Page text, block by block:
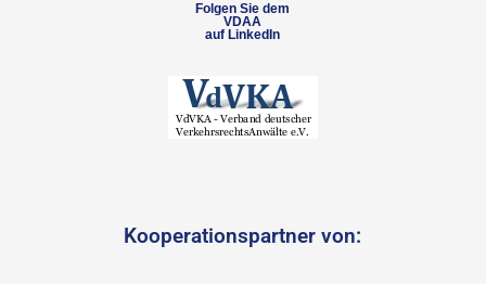
Folgen Sie dem
VDAA
auf LinkedIn
Kooperationspartner von: